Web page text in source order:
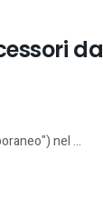
da
nel ...